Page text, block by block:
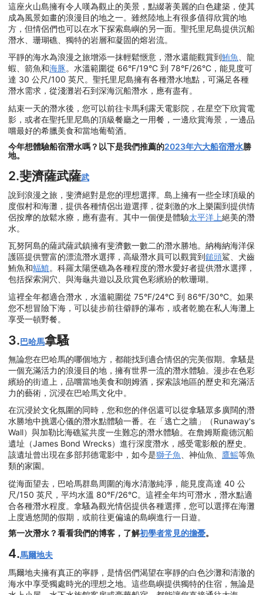
這座火山島擁有令人嘆為觀止的美景，點綴著美麗的白色建築，使其
成為風景如畫的浪漫目的地之一。雖然陸地上有很多值得欣賞的地
方，但情侶們也可以在水下探索島嶼的另一面。聖托里尼島提供沉船
潛水、珊瑚礁、獨特的岩層和凝固的熔岩流。
平靜的海水為浪漫之旅增添一抹輕鬆愜意，潛水還能觀賞到鮪魚
、龍
蝦、箭魚和海豚。水溫範圍從 66°F/19°C 到 78°F/26°C，能見度可
達 30 公尺/100 英尺。聖托里尼島擁有各種潛水地點，可滿足各種
潛水需求，從淺灘岩石到深海沉船潛水，應有盡有。
結束一天的潛水後，您可以前往卡馬利露天電影院，在星空下欣賞電
影，或者在聖托里尼島的頂級餐廳之一用餐，一邊欣賞海景，一邊品
嚐最好的希臘美食和當地葡萄酒。
今年想體驗船宿潛水嗎？以下是我們推薦的2023年六大船宿潛水勝
地。
2.斐濟薩武薩武
說到浪漫之旅，斐濟絕對是您的理想選擇。島上擁有一些全球頂級的
度假村和海灘，提供各種情侶出遊選擇，從刺激的水上樂園到提供情
侶按摩的放鬆水療，應有盡有。其中一個便是體驗太平洋上絕美的潛
水。
瓦努阿島的薩武薩武鎮擁有斐濟數一數二的潛水勝地。納梅納海洋保
護區提供豐富的漂流潛水選擇，高級潛水員可以觀賞到鎚頭鯊、犬齒
鮪魚和蝠鱝。科羅太陽堡礁為各種程度的潛水愛好者提供潛水選擇，
包括探索洞穴、與海龜共遊以及欣賞色彩繽紛的軟珊瑚。
這裡全年都適合潛水，水溫範圍從 75°F/24°C 到 86°F/30°C。如果
您不想冒險下海，可以徒步前往僻靜的瀑布，或者乾脆在私人海灘上
享受一頓野餐。
3.巴哈馬拿騷
無論您在巴哈馬的哪個地方，都能找到適合情侶的完美假期。拿騷是
一個充滿活力的浪漫目的地，擁有世界一流的潛水體驗。漫步在色彩
繽紛的街道上，品嚐當地美食和朗姆酒，探索該地區的歷史和充滿活
力的藝術，沉浸在巴哈馬文化中。
在沉浸於文化氛圍的同時，您和您的伴侶還可以從拿騷眾多廣闊的潛
水勝地中挑選心儀的潛水點體驗一番。在「逃亡之牆」（Runaway's
Wall）與加勒比海礁鯊共度一生難忘的潛水體驗。在詹姆斯龐德沉船
遺址（James Bond Wrecks）進行深度潛水，感受電影般的歷史。
該遺址曾出現在多部邦德電影中，如今是獅子魚 、神仙魚、 鷹鰩等魚
類的家園。
從海面望去，巴哈馬群島周圍的海水清澈純淨，能見度高達 40 公
尺/150 英尺，平均水溫 80°F/26°C。這裡全年均可潛水，潛水點適
合各種潛水程度。拿騷為觀光情侶提供各種選擇，您可以選擇在海灘
上度過悠閒的假期，或前往更偏遠的島嶼進行一日遊。
第一次潛水？看看我們的博客，了解初學者常見的擔憂。
4.馬爾地夫
馬爾地夫擁有真正的寧靜，是情侶們渴望在寧靜的白色沙灘和清澈的
海水中享受獨處時光的理想之地。這些島嶼提供獨特的住宿，無論是